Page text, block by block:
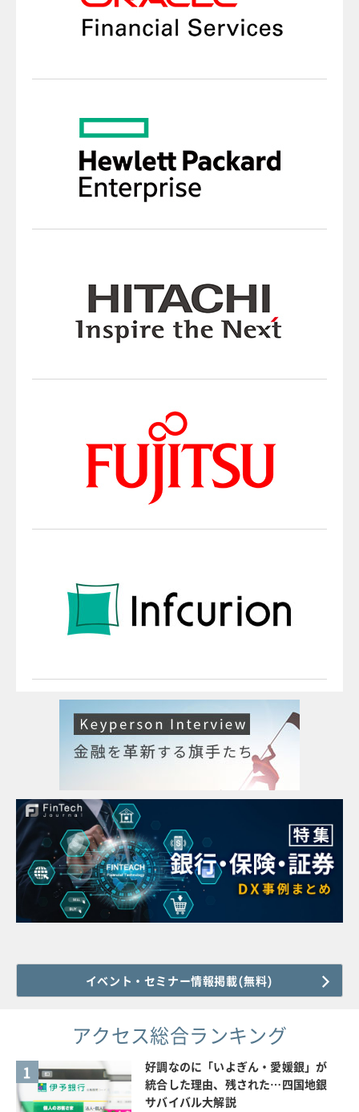
イベント・セミナー情報掲載(無料)
アクセス総合ランキング
1
好調なのに「いよぎん・愛媛銀」が
統合した理由、残された…四国地銀
サバイバル大解説